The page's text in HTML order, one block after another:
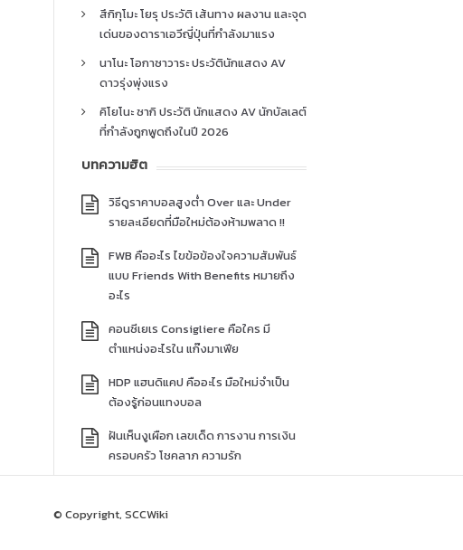
สึกิกุโมะ โยรุ ประวัติ เส้นทาง ผลงาน และจุด
เด่นของดาราเอวีญี่ปุ่นที่กำลังมาแรง
นาโนะ โอกาซาวาระ ประวัตินักแสดง AV
ดาวรุ่งพุ่งแรง
คิโยโนะ ซากิ ประวัติ นักแสดง AV นักบัลเลต์
ที่กำลังถูกพูดถึงในปี 2026
บทความฮิต
วิธีดูราคาบอลสูงต่ำ Over และ Under
รายละเอียดที่มือใหม่ต้องห้ามพลาด !!
FWB คืออะไร ไขข้อข้องใจความสัมพันธ์
แบบ Friends With Benefits หมายถึง
อะไร
คอนซีเยเร Consigliere คือใคร มี
ตำแหน่งอะไรใน แก๊งมาเฟีย
HDP แฮนดิแคป คืออะไร มือใหม่จำเป็น
ต้องรู้ก่อนแทงบอล
ฝันเห็นงูเผือก เลขเด็ด การงาน การเงิน
ครอบครัว โชคลาภ ความรัก
© Copyright, SCCWiki